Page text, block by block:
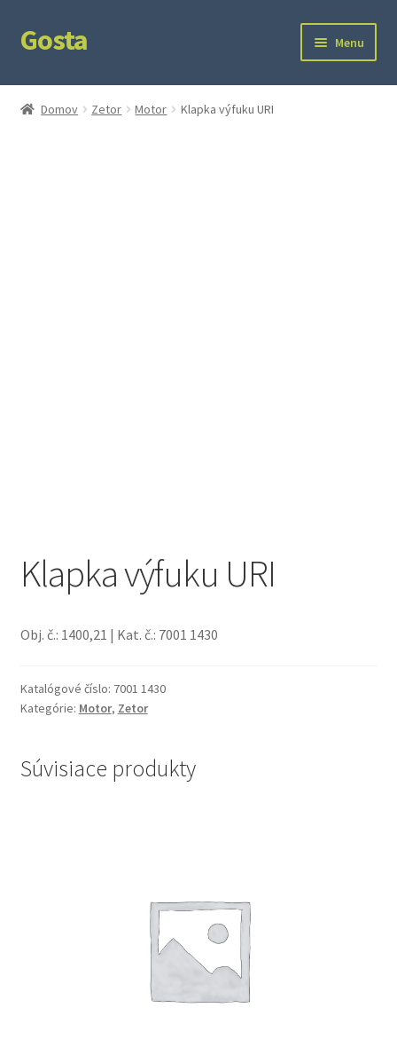
Preskočiť
na
Preskočiť
na
Gosta Menu
Domov
Domov Zetor Motor Klapka výfuku URI
Klapka výfuku URI
Obj. č.: 1400,21 | Kat. č.: 7001 1430
Katalógové číslo: 7001 1430
Kategórie: Motor, Zetor
Súvisiace produkty